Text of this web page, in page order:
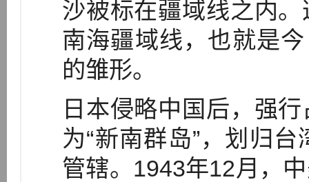
沙被标在疆域线之内
南海疆域线，也就是
的雏形。
日本侵略中国后，强
为“新南群岛”，划归
管辖。1943年12月，